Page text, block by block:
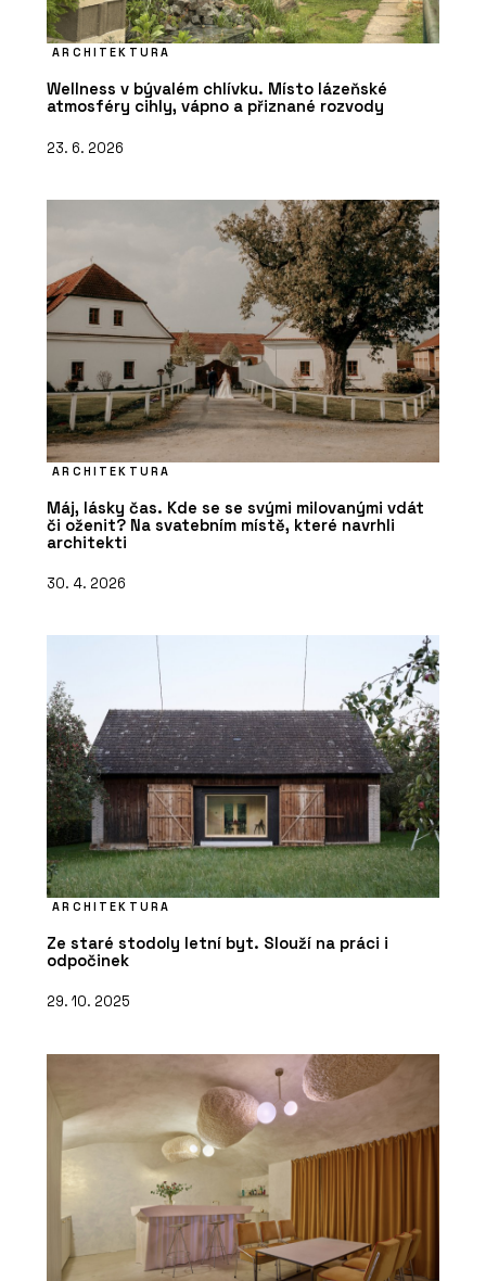
ARCHITEKTURA
Wellness v bývalém chlívku. Místo lázeňské
atmosféry cihly, vápno a přiznané rozvody
23. 6. 2026
ARCHITEKTURA
Máj, lásky čas. Kde se se svými milovanými vdát
či oženit? Na svatebním místě, které navrhli
architekti
30. 4. 2026
ARCHITEKTURA
Ze staré stodoly letní byt. Slouží na práci i
odpočinek
29. 10. 2025